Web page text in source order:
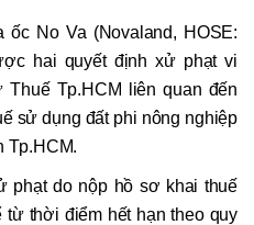
No Va (Novaland, HOSE:
hai quyết định xử phạt vi
Tp.HCM liên quan đến
sử dụng đất phi nông nghiệp
Tp.HCM.
phạt do nộp hồ sơ khai thuế
thời điểm hết hạn theo quy